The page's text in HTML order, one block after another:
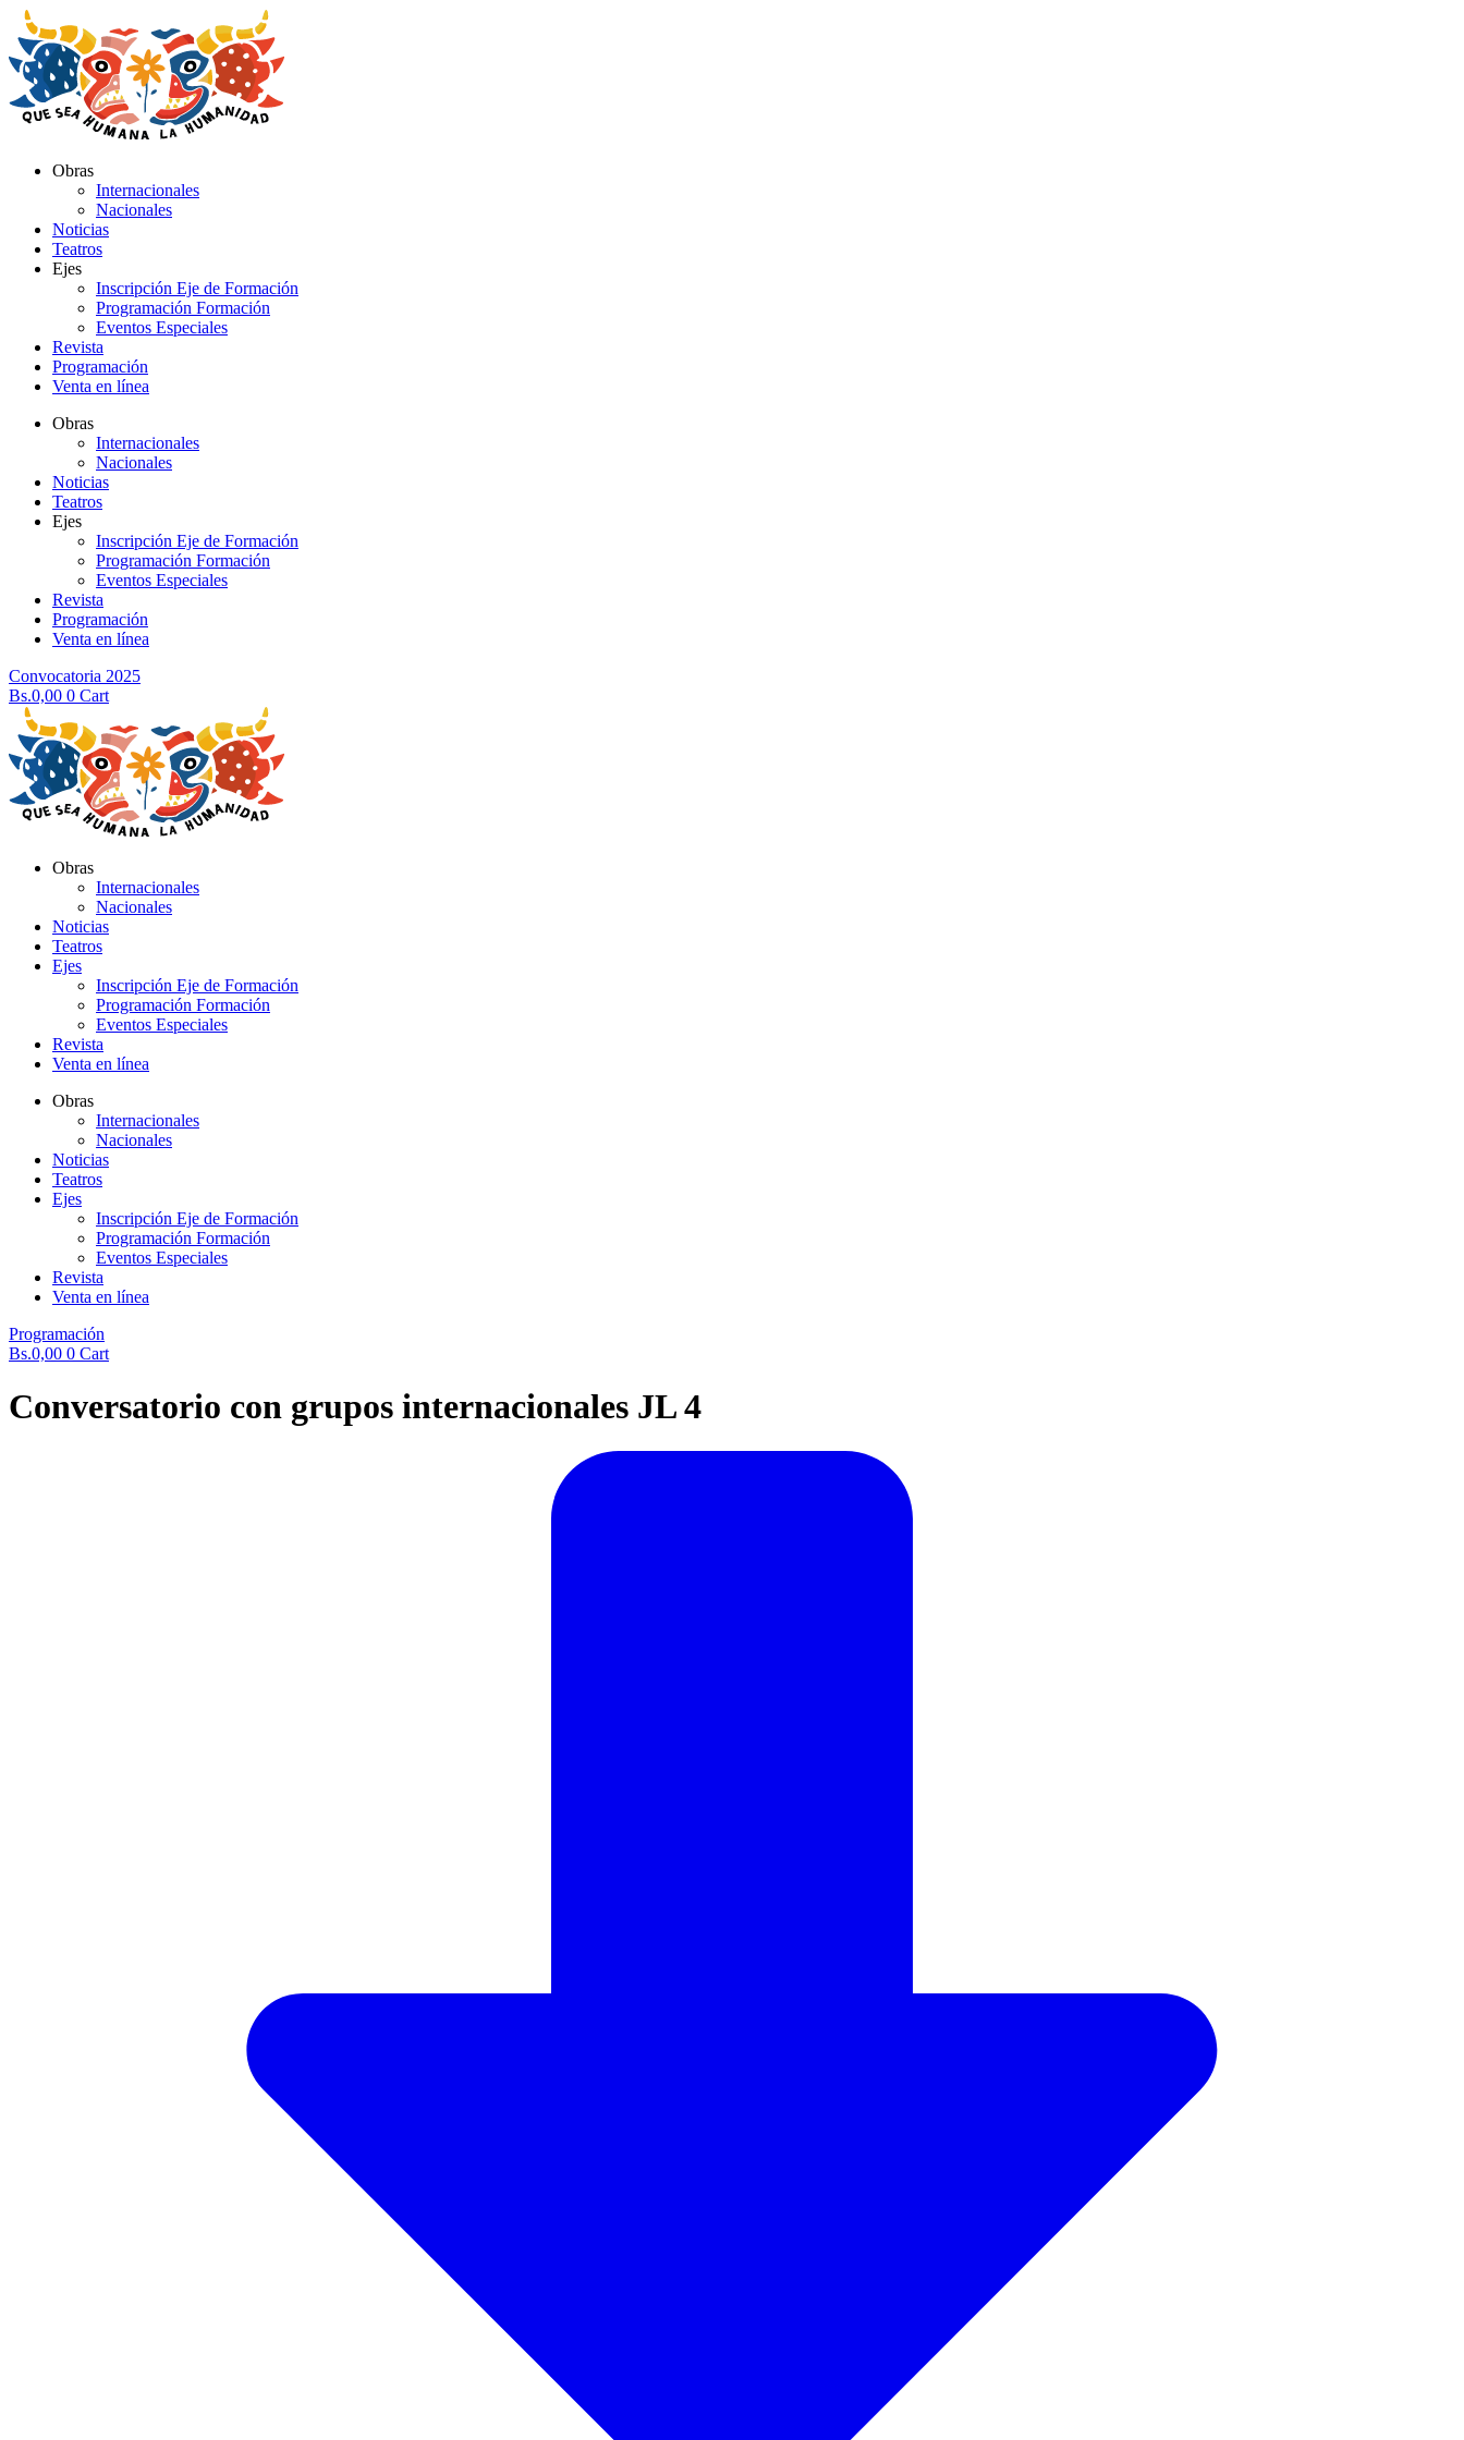
al
contenido
Obras
Internacionales
Nacionales
Noticias
Teatros
Ejes
Inscripción Eje de Formación
Programación Formación
Eventos Especiales
Revista
Programación
Venta en línea
Obras
Internacionales
Nacionales
Noticias
Teatros
Ejes
Inscripción Eje de Formación
Programación Formación
Eventos Especiales
Revista
Programación
Venta en línea
Convocatoria 2025
Bs.0,00 0 Cart
Obras
Internacionales
Nacionales
Noticias
Teatros
Ejes
Inscripción Eje de Formación
Programación Formación
Eventos Especiales
Revista
Venta en línea
Obras
Internacionales
Nacionales
Noticias
Teatros
Ejes
Inscripción Eje de Formación
Programación Formación
Eventos Especiales
Revista
Venta en línea
Programación
Bs.0,00 0 Cart
Conversatorio con grupos internacionales JL 4